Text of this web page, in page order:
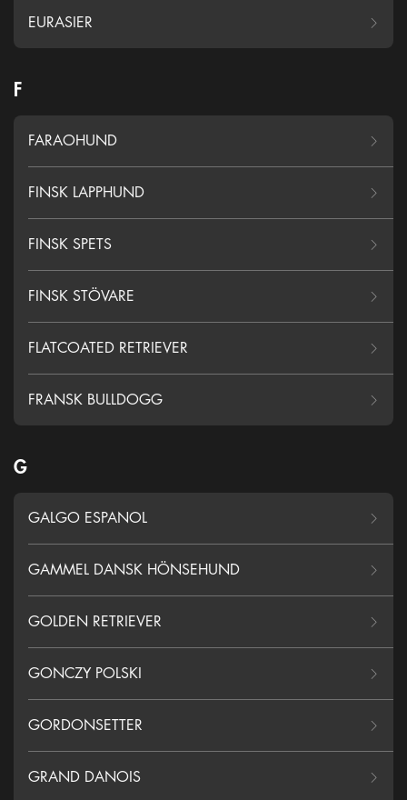
EURASIER
F
FARAOHUND
FINSK LAPPHUND
FINSK SPETS
FINSK STÖVARE
FLATCOATED RETRIEVER
FRANSK BULLDOGG
G
GALGO ESPANOL
GAMMEL DANSK HÖNSEHUND
GOLDEN RETRIEVER
GONCZY POLSKI
GORDONSETTER
GRAND DANOIS